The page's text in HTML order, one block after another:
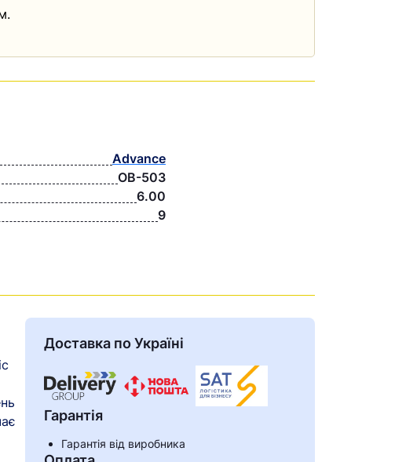
Advance
OB-503
6.00
9
Доставка по Україні
Гарантія
Гарантія від виробника